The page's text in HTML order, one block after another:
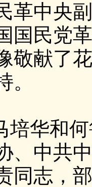
革中央
国民党
敬献了
。
培华和
、中共
同志，